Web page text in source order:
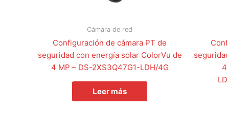
Cámara de red
Configuración de cámara PT de
seguridad con energía solar ColorVu de
4 MP – DS-2XS3Q47G1-LDH/4G
Leer más